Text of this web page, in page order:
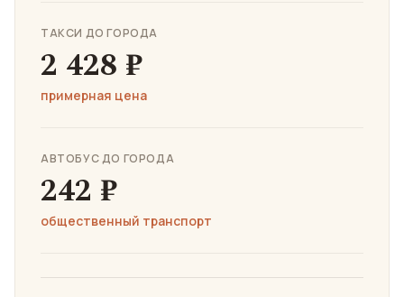
ТАКСИ ДО ГОРОДА
2 428 ₽
примерная цена
АВТОБУС ДО ГОРОДА
242 ₽
общественный транспорт